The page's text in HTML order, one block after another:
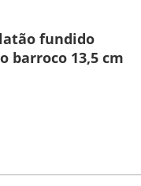
fundido
barroco 13,5 cm